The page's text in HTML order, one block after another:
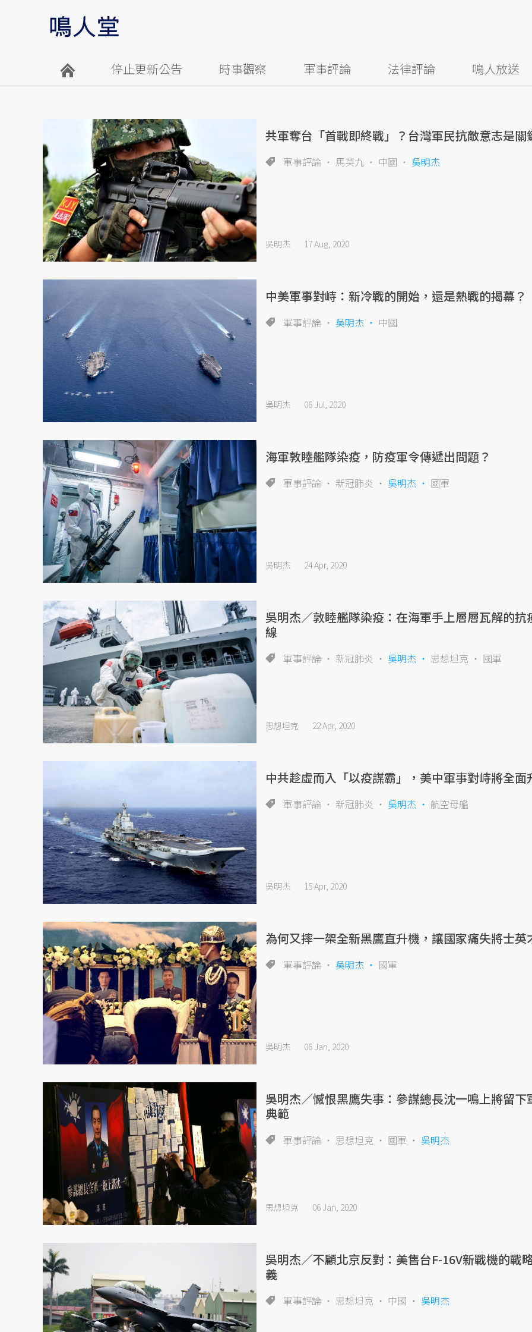
停止更新公告 時事觀察 軍事評論 法律評論 鳴人放送
共軍奪台「首戰即終戰」？台灣軍民抗敵意志是關
軍事評論 馬英九 中國 吳明杰
吳明杰 17 Aug, 2020
中美軍事對峙：新冷戰的開始，還是熱戰的揭幕？
軍事評論 吳明杰 中國
吳明杰 06 Jul, 2020
海軍敦睦艦隊染疫，防疫軍令傳遞出問題？
軍事評論 新冠肺炎 吳明杰 國軍
吳明杰 24 Apr, 2020
吳明杰／敦睦艦隊染疫：在海軍手上層層瓦解的抗
線
軍事評論 新冠肺炎 吳明杰 思想坦克 國軍
思想坦克 22 Apr, 2020
中共趁虛而入「以疫謀霸」，美中軍事對峙將全面
軍事評論 新冠肺炎 吳明杰 航空母艦
吳明杰 15 Apr, 2020
為何又摔一架全新黑鷹直升機，讓國家痛失將士英
軍事評論 吳明杰 國軍
吳明杰 06 Jan, 2020
吳明杰／憾恨黑鷹失事：參謀總長沈一鳴上將留下
典範
軍事評論 思想坦克 國軍 吳明杰
思想坦克 06 Jan, 2020
吳明杰／不顧北京反對：美售台F-16V新戰機的戰
義
軍事評論 思想坦克 中國 吳明杰